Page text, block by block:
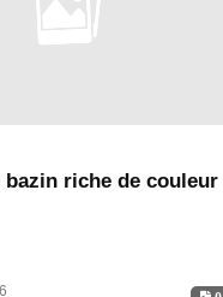
bazin riche de couleur